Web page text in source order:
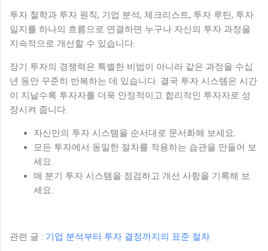
투자 철학과 투자 원칙, 기업 분석, 체크리스트, 투자 루틴, 투자
일지를 하나의 흐름으로 연결하면 누구나 자신의 투자 과정을
지속적으로 개선할 수 있습니다.
장기 투자의 경쟁력은 특별한 비법이 아니라 같은 과정을 수십
년 동안 꾸준히 반복하는 데 있습니다. 결국 투자 시스템은 시간
이 지날수록 투자자를 더욱 안정적이고 합리적인 투자자로 성
장시켜 줍니다.
자신만의 투자 시스템을 순서대로 문서화해 보세요.
모든 투자에서 동일한 절차를 적용하는 습관을 만들어 보
세요.
매 분기 투자 시스템을 점검하고 개선 사항을 기록해 보
세요.
관련 글 : 기업 분석부터 투자 결정까지의 표준 절차